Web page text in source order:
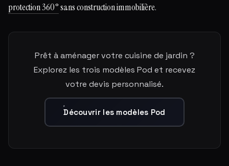
protection 360°sans construction immobilière.
Prêt à aménager votre cuisine de jardin ?
Explorez les trois modèles Pod et recevez
votre devis personnalisé.
Découvrir les modèles Pod